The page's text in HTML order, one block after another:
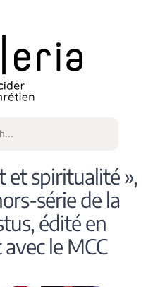
?
et spiritualité »,
série de la
édité en
le MCC